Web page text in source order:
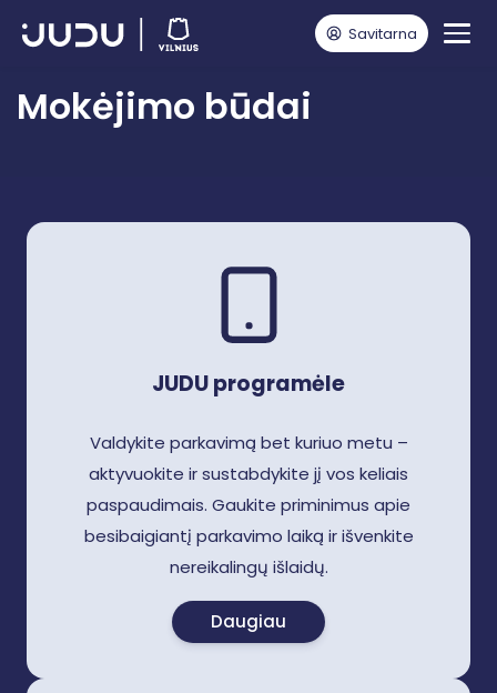
Savitarna
Vairuotojams
Mokėjimo būdai
JUDU programėle
Valdykite parkavimą bet kuriuo metu –
aktyvuokite ir sustabdykite jį vos keliais
paspaudimais. Gaukite priminimus apie
besibaigiantį parkavimo laiką ir išvenkite
nereikalingų išlaidų.
Daugiau